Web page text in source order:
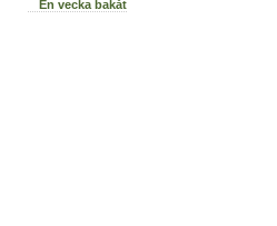
En vecka bakåt